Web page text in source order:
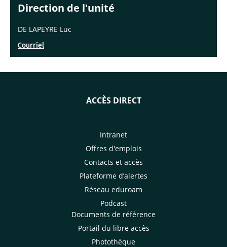
Direction de l'unité
DE LAPEYRE Luc
Courriel
ACCÈS DIRECT
Intranet
Offres d'emplois
Contacts et accès
Plateforme d’alertes
Réseau eduroam
Podcast
Documents de référence
Portail du libre accès
Photothèque